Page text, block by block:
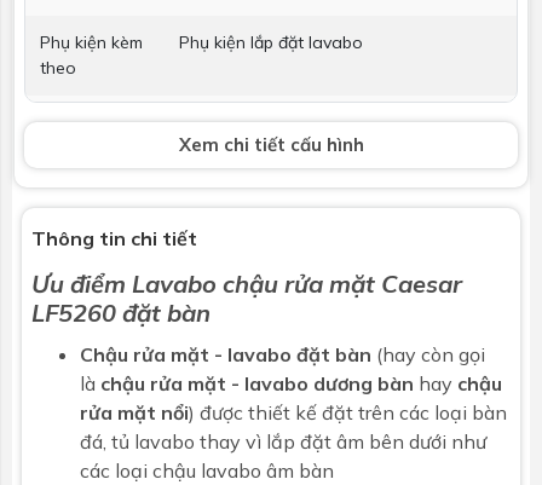
Phụ kiện kèm
theo
Phụ kiện lắp đặt lavabo
Vòi lavabo Không bao gồm
Bộ xả Không bao gồm
Kích thước 360 x 640 x 14 mm
Bảo hành Nhấp để xem chính sách bảo hành
Xem chi tiết cấu hình
Thông tin chi tiết
Ưu điểm Lavabo chậu rửa mặt Caesar
LF5260 đặt bàn
Chậu rửa mặt - lavabo đặt bàn (hay còn gọi
là chậu rửa mặt - lavabo dương bàn hay chậu
rửa mặt nổi) được thiết kế đặt trên các loại bàn
đá, tủ lavabo thay vì lắp đặt âm bên dưới như
các loại chậu lavabo âm bàn